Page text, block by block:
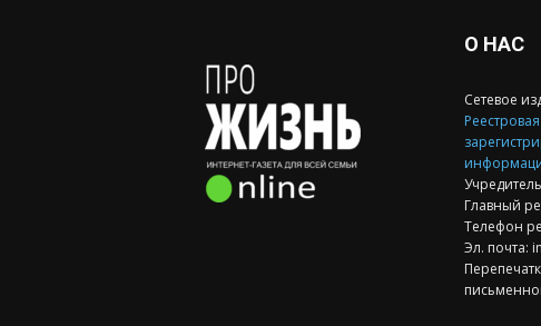
О НАС
Сетевое
Главный
Телефон
Эл. почта: